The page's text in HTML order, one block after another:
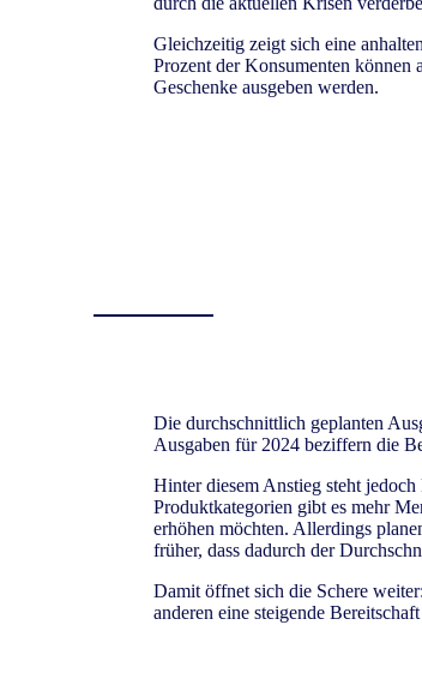
Gleichzeitig zeigt sich eine
Prozent der Konsumenten können
Geschenke ausgeben werden.
Die durchschnittlich geplanten
Ausgaben für 2024 beziffern die
Hinter diesem Anstieg steht
Produktkategorien gibt es mehr
erhöhen möchten. Allerdings
früher, dass dadurch der
Damit öffnet sich die Schere
anderen eine steigende